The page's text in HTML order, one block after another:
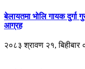
बेलायतमा भोलि गायक
आग्रह
२०८३ श्रावण २१, बिहीबार